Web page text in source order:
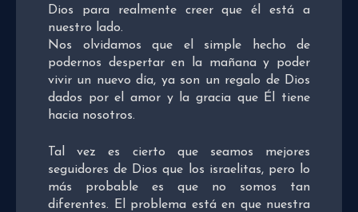
Dios para realmente creer que él está a
nuestro lado.
Nos olvidamos que el simple hecho de
podernos despertar en la mañana y poder
vivir un nuevo día, ya son un regalo de Dios
dados por el amor y la gracia que Él tiene
hacia nosotros.
Tal vez es cierto que seamos mejores
seguidores de Dios que los israelitas, pero lo
más probable es que no somos tan
diferentes. El problema está en que nuestra